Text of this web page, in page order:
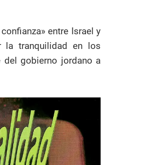
entre Israel y
la tranquilidad en los
del gobierno jordano a